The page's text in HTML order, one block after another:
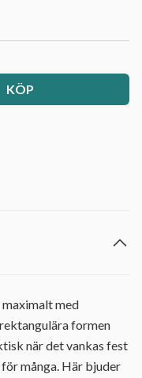
KÖP
med
formen
när det vankas fest
många. Här bjuder